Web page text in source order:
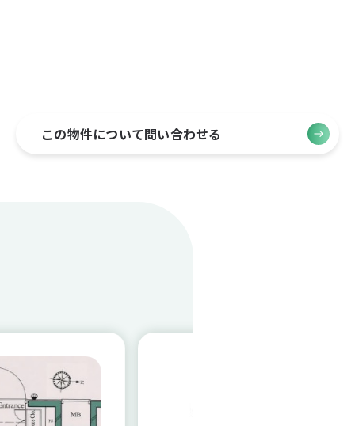
この物件について問い合わせる